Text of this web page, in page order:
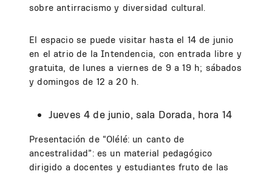
sobre antirracismo y diversidad cultural.
El espacio se puede visitar hasta el 14 de junio
en el atrio de la Intendencia, con entrada libre y
gratuita, de lunes a viernes de 9 a 19 h; sábados
y domingos de 12 a 20 h.
Jueves 4 de junio, sala Dorada, hora 14
Presentación de “Olélé: un canto de
ancestralidad”: es un material pedagógico
dirigido a docentes y estudiantes fruto de las